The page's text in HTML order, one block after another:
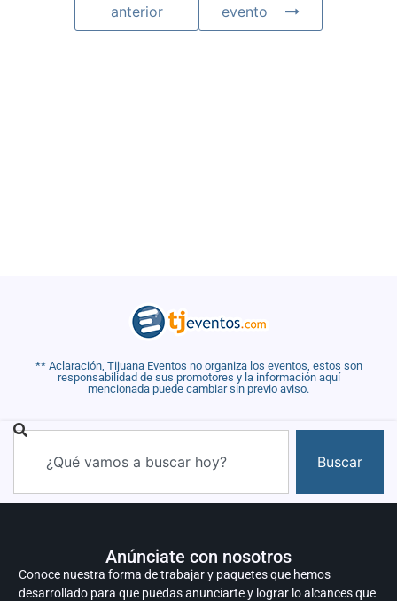
anterior
evento
** Aclaración, Tijuana Eventos no organiza los eventos, estos son
responsabilidad de sus promotores y la información aquí
mencionada puede cambiar sin previo aviso.
Buscar
Anúnciate con nosotros
Conoce nuestra forma de trabajar y paquetes que hemos
desarrollado para que puedas anunciarte y lograr lo alcances que